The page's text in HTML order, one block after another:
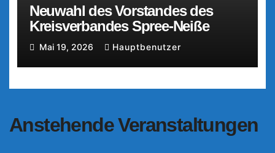
Neuwahl des Vorstandes des
Kreisverbandes Spree-Neiße
Mai 19, 2026 Hauptbenutzer
Anstehende Veranstaltungen